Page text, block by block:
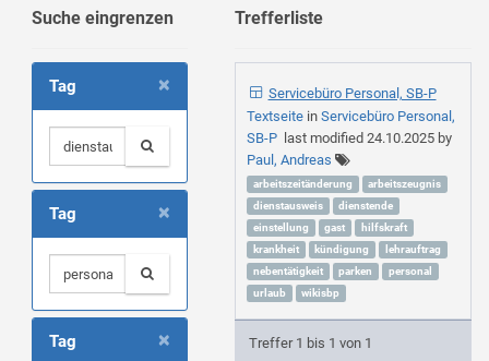
Suche eingrenzen
×
Tag
×
Tag
×
Tag
Trefferliste
Servicebüro Personal, SB-P
Textseite in Servicebüro Personal,
SB-Plast modified 24.10.2025by
Paul, Andreas
arbeitszeitänderung
arbeitszeugnis
dienstausweis
dienstende
einstellung
gast
hilfskraft
krankheit
kündigung
lehrauftrag
nebentätigkeit
parken
personal
urlaub
wikisbp
Treffer 1 bis 1 von 1